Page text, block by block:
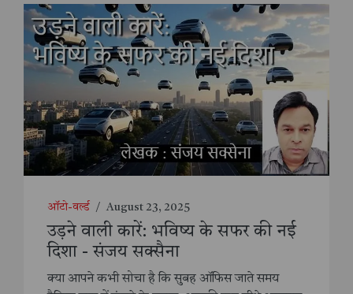
ऑटो-वर्ल्ड / August 23, 2025
उड़ने वाली कारें: भविष्य के सफर की नई
दिशा - संजय सक्सैना
क्या आपने कभी सोचा है कि सुबह ऑफिस जाते समय